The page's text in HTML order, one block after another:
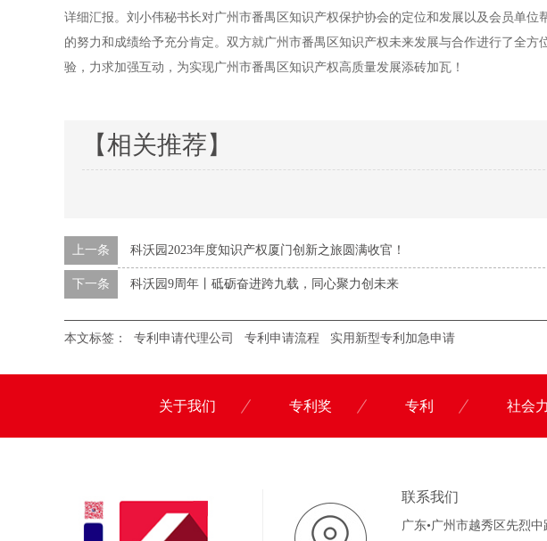
详细汇报。刘小伟秘书长对广州市番禺区知识产权保护协会的定位和发展以及会员单
的努力和成绩给予充分肯定。双方就广州市番禺区知识产权未来发展与合作进行了全
验，力求加强互动，为实现广州市番禺区知识产权高质量发展添砖加瓦！
【相关推荐】
上一条 科沃园2023年度知识产权厦门创新之旅圆满收官！
下一条 科沃园9周年丨砥砺奋进跨九载，同心聚力创未来
本文标签： 专利申请代理公司 专利申请流程 实用新型专利加急申请
关于我们 专利奖 专利 社会
联系我们
广东•广州市越秀区先烈中